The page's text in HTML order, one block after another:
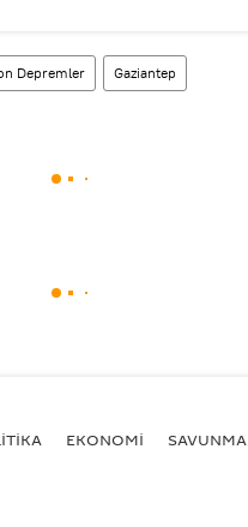
Depremler Gaziantep
EKONOMİ SAVUNMA